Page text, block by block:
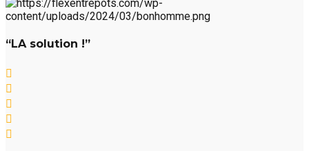
“LA solution !”